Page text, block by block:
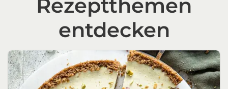
Rezeptthemen
entdecken